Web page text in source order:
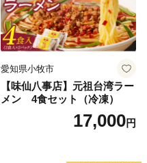
愛知県小牧市
【味仙八事店】元祖台湾ラー
メン 4食セット（冷凍）
17,000円